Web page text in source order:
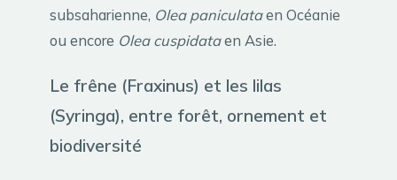
subsaharienne, Olea paniculataen Océanie
ou encore Olea cuspidataen Asie.
Le frêne (Fraxinus) et les lilas
(Syringa), entre forêt, ornement et
biodiversité